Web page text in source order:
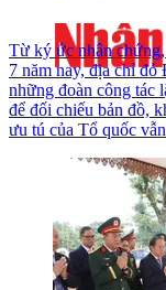
Từ ký ức nhân
7 năm nay, địa chỉ
những đoàn công tác
để đối chiếu bản đồ,
ưu tú của Tổ quốc